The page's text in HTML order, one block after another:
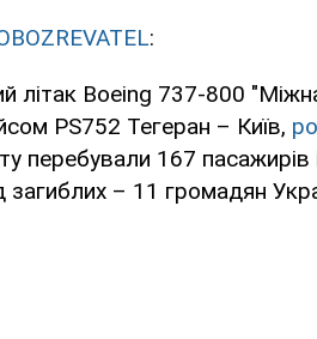
:
літак Boeing 737-800
PS752 Тегеран – Київ,
перебували 167 пасажирів
– 11 громадян